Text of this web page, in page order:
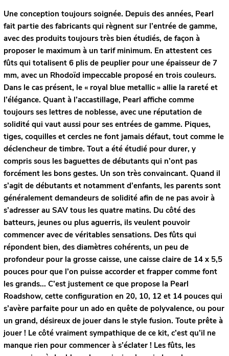
Une conception toujours soignée. Depuis des années, Pearl
fait partie des fabricants qui règnent sur l’entrée de gamme,
avec des produits toujours très bien étudiés, de façon à
proposer le maximum à un tarif minimum. En attestent ces
fûts qui totalisent 6 plis de peuplier pour une épaisseur de 7
mm, avec un Rhodoïd impeccable proposé en trois couleurs.
Dans le cas présent, le « royal blue metallic » allie la rareté et
l’élégance. Quant à l’accastillage, Pearl affiche comme
toujours ses lettres de noblesse, avec une réputation de
solidité qui vaut aussi pour ses entrées de gamme. Piques,
tiges, coquilles et cercles ne font jamais défaut, tout comme le
déclencheur de timbre. Tout a été étudié pour durer, y
compris sous les baguettes de débutants qui n’ont pas
forcément les bons gestes. Un son très convaincant. Quand il
s’agit de débutants et notamment d’enfants, les parents sont
généralement demandeurs de solidité afin de ne pas avoir à
s’adresser au SAV tous les quatre matins. Du côté des
batteurs, jeunes ou plus aguerris, ils veulent pouvoir
commencer avec de véritables sensations. Des fûts qui
répondent bien, des diamètres cohérents, un peu de
profondeur pour la grosse caisse, une caisse claire de 14 x 5,5
pouces pour que l’on puisse accorder et frapper comme font
les grands... C’est justement ce que propose la Pearl
Roadshow, cette configuration en 20, 10, 12 et 14 pouces qui
s’avère parfaite pour un ado en quête de polyvalence, ou pour
un grand, désireux de jouer dans le style fusion. Toute prête à
jouer ! Le côté vraiment sympathique de ce kit, c’est qu’il ne
manque rien pour commencer à s’éclater ! Les fûts, les